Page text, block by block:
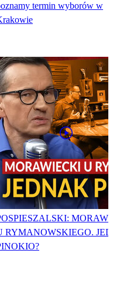
termin wyborów w
RYMANOWSKIEGO.